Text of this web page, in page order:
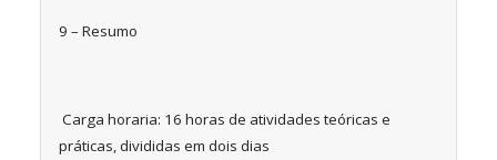
9 – Resumo
Carga horaria: 16 horas de atividades teóricas e
práticas, divididas em dois dias